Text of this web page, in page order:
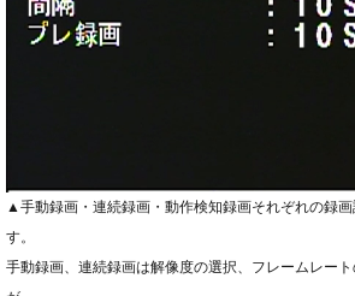
▲手動録画・連続録画・動作検知録画それぞれの録画
す。
手動録画、連続録画は解像度の選択、フレームレー